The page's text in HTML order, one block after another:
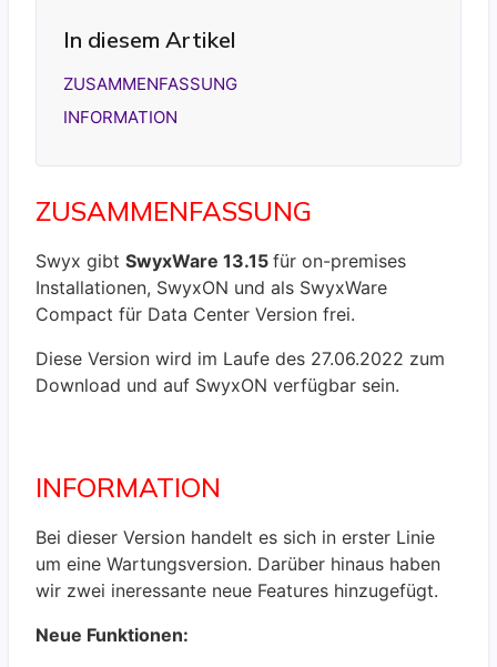
In diesem Artikel
ZUSAMMENFASSUNG
INFORMATION
ZUSAMMENFASSUNG
Swyx gibt SwyxWare 13.15 für on-premises
Installationen, SwyxON und als SwyxWare
Compact für Data Center Version frei.
Diese Version wird im Laufe des 27.06.2022 zum
Download und auf SwyxON verfügbar sein.
INFORMATION
Bei dieser Version handelt es sich in erster Linie
um eine Wartungsversion. Darüber hinaus haben
wir zwei ineressante neue Features hinzugefügt.
Neue Funktionen: